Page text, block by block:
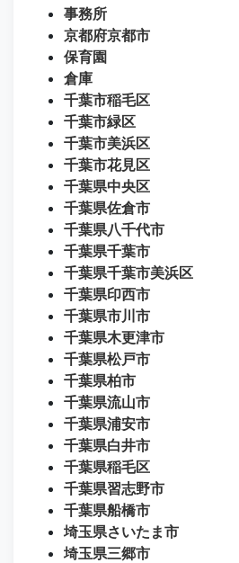
事務所
京都府京都市
保育園
倉庫
千葉市稲毛区
千葉市緑区
千葉市美浜区
千葉市花見区
千葉県中央区
千葉県佐倉市
千葉県八千代市
千葉県千葉市
千葉県千葉市美浜区
千葉県印西市
千葉県市川市
千葉県木更津市
千葉県松戸市
千葉県柏市
千葉県流山市
千葉県浦安市
千葉県白井市
千葉県稲毛区
千葉県習志野市
千葉県船橋市
埼玉県さいたま市
埼玉県三郷市